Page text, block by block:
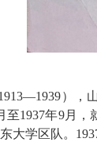
—1939） ，
至1937年9月，
大学区队。